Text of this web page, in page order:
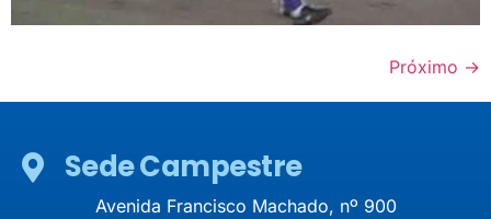
Próximo →
Sede Campestre
Avenida Francisco Machado, nº 900